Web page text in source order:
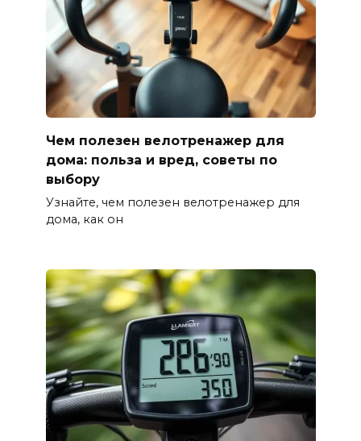
Чем полезен велотренажер для
дома: польза и вред, советы по
выбору
Узнайте, чем полезен велотренажер для
дома, как он